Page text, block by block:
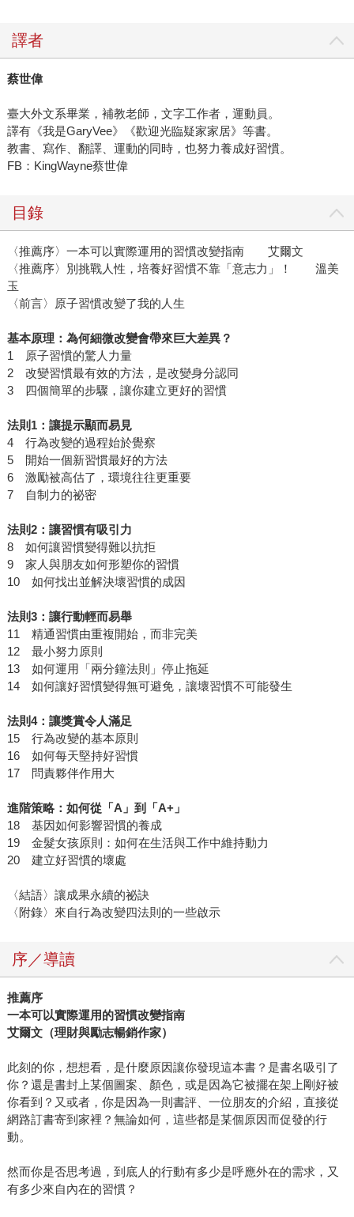
譯者
蔡世偉
臺大外文系畢業，補教老師，文字工作者，運動員。
譯有《我是GaryVee》《歡迎光臨疑家家居》等書。
教書、寫作、翻譯、運動的同時，也努力養成好習慣。
FB：KingWayne蔡世偉
目錄
〈推薦序〉一本可以實際運用的習慣改變指南 艾爾文
〈推薦序〉別挑戰人性，培養好習慣不靠「意志力」！ 溫美
玉
〈前言〉原子習慣改變了我的人生
基本原理：為何細微改變會帶來巨大差異？
1 原子習慣的驚人力量
2 改變習慣最有效的方法，是改變身分認同
3 四個簡單的步驟，讓你建立更好的習慣
法則 1：讓提示顯而易見
4 行為改變的過程始於覺察
5 開始一個新習慣最好的方法
6 激勵被高估了，環境往往更重要
7 自制力的祕密
法則2：讓習慣有吸引力
8 如何讓習慣變得難以抗拒
9 家人與朋友如何形塑你的習慣
10 如何找出並解決壞習慣的成因
法則3：讓行動輕而易舉
11 精通習慣由重複開始，而非完美
12 最小努力原則
13 如何運用「兩分鐘法則」停止拖延
14 如何讓好習慣變得無可避免，讓壞習慣不可能發生
法則4：讓獎賞令人滿足
15 行為改變的基本原則
16 如何每天堅持好習慣
17 問責夥伴作用大
進階策略：如何從「A 」到「A+」
18 基因如何影響習慣的養成
19 金髮女孩原則：如何在生活與工作中維持動力
20 建立好習慣的壞處
〈結語〉讓成果永續的祕訣
〈附錄〉來自行為改變四法則的一些啟示
序／導讀
推薦序
一本可以實際運用的習慣改變指南
艾爾文（理財與勵志暢銷作家）
此刻的你，想想看，是什麼原因讓你發現這本書？是書名吸引了
你？還是書封上某個圖案、顏色，或是因為它被擺在架上剛好被
你看到？又或者，你是因為一則書評、一位朋友的介紹，直接從
網路訂書寄到家裡？無論如何，這些都是某個原因而促發的行
動。
然而你是否思考過，到底人的行動有多少是呼應外在的需求，又
有多少來自內在的習慣？